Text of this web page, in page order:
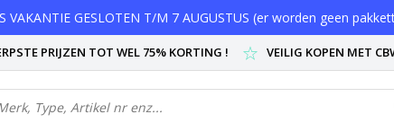
VAKANTIE GESLOTEN T/M 7 AUGUSTUS (er worden geen
PRIJZEN TOT WEL 75% KORTING ! VEILIG KOPEN MET